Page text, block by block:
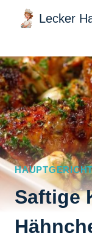
Zum
Inhalt
springen
Lecker
Saftige